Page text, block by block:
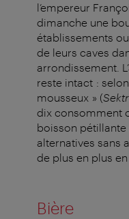
l’empereur
dimanche une
établissements
de leurs caves
arrondissement.
reste intact :
mousseux » (
dix consomment
boisson
alternatives sans
de plus en plus
Bière